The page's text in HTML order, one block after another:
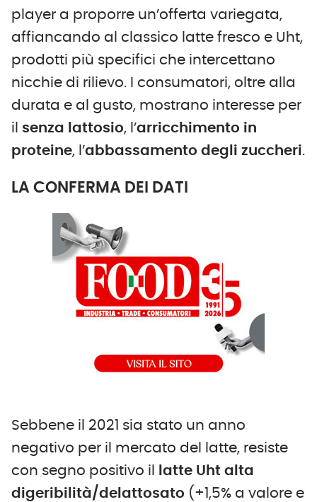
player a proporre un’offerta variegata,
affiancando al classico latte fresco e Uht,
prodotti più specifici che intercettano
nicchie di rilievo. I consumatori, oltre alla
durata e al gusto, mostrano interesse per
il senza lattosio, l’arricchimento in
proteine, l’abbassamento degli zuccheri.
LA CONFERMA DEI DATI
Sebbene il 2021 sia stato un anno
negativo per il mercato del latte, resiste
con segno positivo il
latte Uht alta
digeribilità/delattosato (+1,5% a valore e